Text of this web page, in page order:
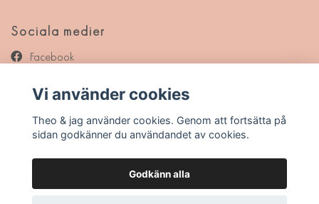
Sociala medier
Facebook
Pinterest
Vi använder cookies
Theo & jag använder cookies. Genom att fortsätta på
sidan godkänner du användandet av cookies.
Godkänn alla